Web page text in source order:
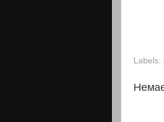
Labels: